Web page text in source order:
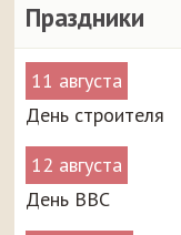
Праздники
11 августа
День строителя
12 августа
День ВВС